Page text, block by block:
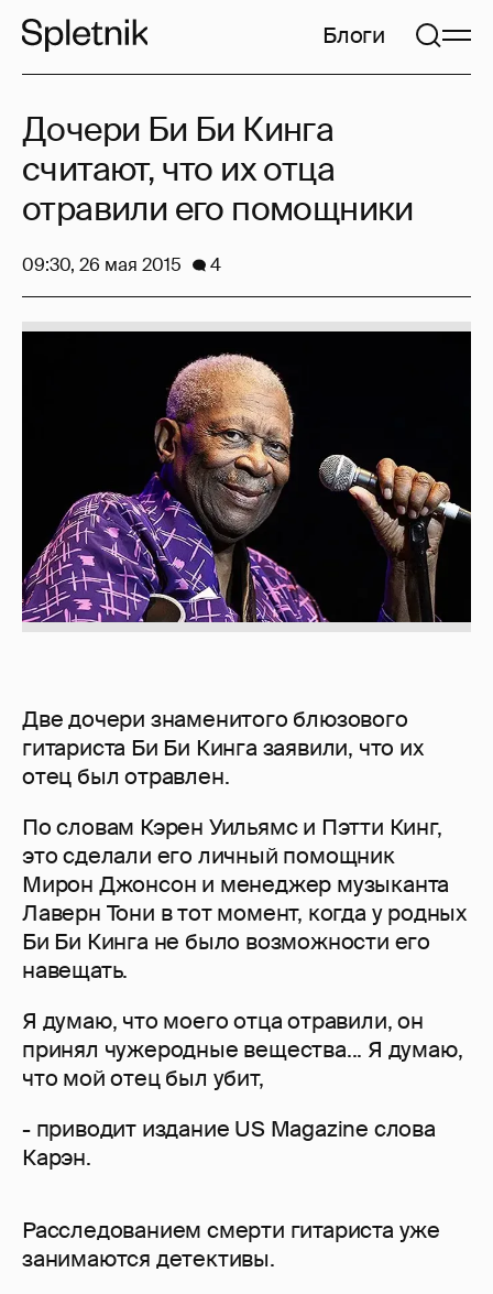
Блоги
Две дочери знаменитого блюзового
гитариста Би Би Кинга заявили, что их
отец был отравлен.
По словам Кэрен Уильямс и Пэтти Кинг,
это сделали его личный помощник
Мирон Джонсон и менеджер музыканта
Лаверн Тони в тот момент, когда у родных
Би Би Кинга не было возможности его
навещать.
Я думаю, что моего отца отравили, он
принял чужеродные вещества... Я думаю,
что мой отец был убит,
- приводит издание US Magazine слова
Карэн.
Расследованием смерти гитариста уже
занимаются детективы.
Дочери Би Би Кинга
считают, что их отца
отравили его помощники
09:30, 26 мая 2015 4